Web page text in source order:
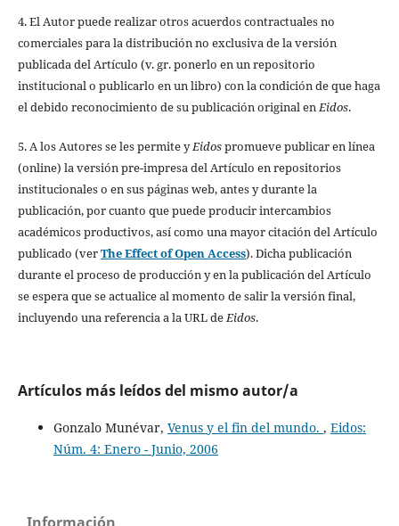
4. El Autor puede realizar otros acuerdos contractuales no
comerciales para la distribución no exclusiva de la versión
publicada del Artículo (v. gr. ponerlo en un repositorio
institucional o publicarlo en un libro) con la condición de que haga
el debido reconocimiento de su publicación original enEidos.
5. A los Autores se les permite yEidospromueve publicar en línea
(online) la versión pre-impresa del Artículo en repositorios
institucionales o en sus páginas web, antes y durante la
publicación, por cuanto que puede producir intercambios
académicos productivos, así como una mayor citación del Artículo
publicado (verThe Effect of Open Access). Dicha publicación
durante el proceso de producción y en la publicación del Artículo
se espera que se actualice al momento de salir la versión final,
incluyendo una referencia a la URL deEidos.
Artículos más leídos del mismo autor/a
Gonzalo Munévar, Venus y el fin del mundo. , Eidos:
Núm. 4: Enero - Junio, 2006